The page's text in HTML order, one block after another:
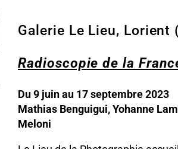
Galerie Le Lieu, Lorient
Radioscopie de la
Du 9 juin au 17 septembre 2023
Mathias Benguigui, Yohanne
Meloni